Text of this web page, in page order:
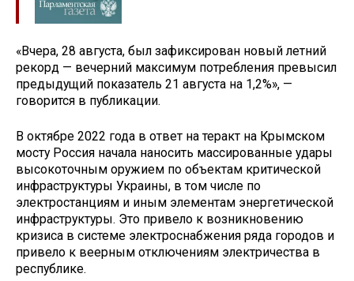
«Вчера, 28 августа, был зафиксирован новый летний
рекорд — вечерний максимум потребления превысил
предыдущий показатель 21 августа на 1,2%», —
говорится в публикации.
В октябре 2022 года в ответ на теракт на Крымском
мосту Россия начала наносить массированные удары
высокоточным оружием по объектам критической
инфраструктуры Украины, в том числе по
электростанциям и иным элементам энергетической
инфраструктуры. Это привело к возникновению
кризиса в системе электроснабжения ряда городов и
привело к веерным отключениям электричества в
республике.